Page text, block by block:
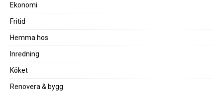
Ekonomi
Fritid
Hemma hos
Inredning
Köket
Renovera & bygg